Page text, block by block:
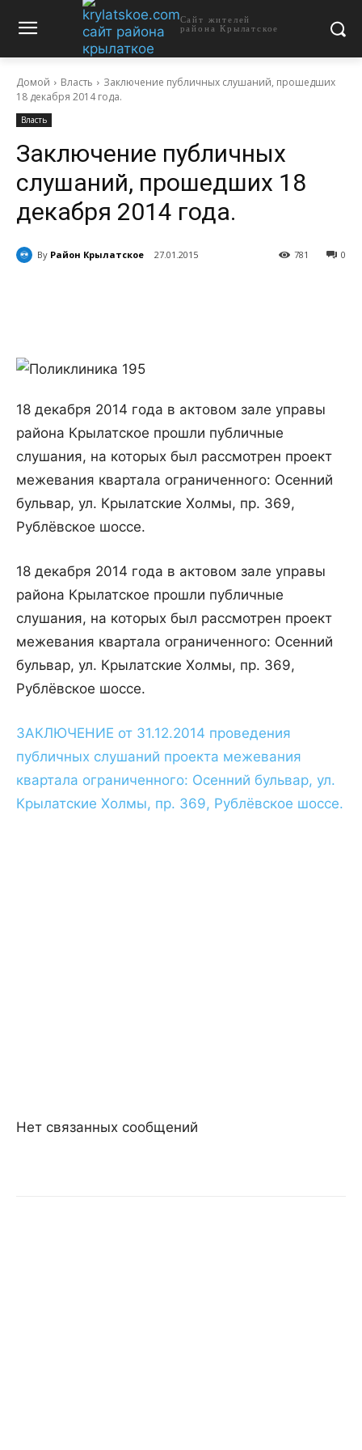
Сайт жителей
района Крылатское
Домой Власть
Заключение публичных слушаний, прошедших
18 декабря 2014 года.
Власть
Заключение публичных
слушаний, прошедших 18
декабря 2014 года.
By Район Крылатское 27.01.2015 0
781
18 декабря 2014 года в актовом зале управы
района Крылатское прошли публичные
слушания, на которых был рассмотрен проект
межевания квартала ограниченного: Осенний
бульвар, ул. Крылатские Холмы, пр. 369,
Рублёвское шоссе.
18 декабря 2014 года в актовом зале управы
района Крылатское прошли публичные
слушания, на которых был рассмотрен проект
межевания квартала ограниченного: Осенний
бульвар, ул. Крылатские Холмы, пр. 369,
Рублёвское шоссе.
ЗАКЛЮЧЕНИЕ от 31.12.2014 проведения
публичных слушаний проекта межевания
квартала ограниченного: Осенний бульвар, ул.
Крылатские Холмы, пр. 369, Рублёвское шоссе.
Нет связанных сообщений